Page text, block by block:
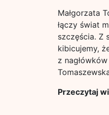
Małgorzata
łączy świat
szczęścia. Z
kibicujemy,
z
Przeczytaj